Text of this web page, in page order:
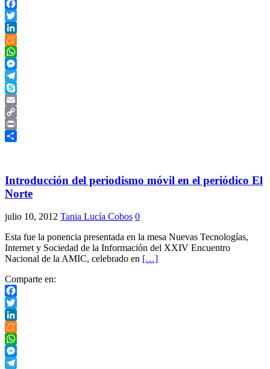
Facebook
Twitter
LinkedIn
Meneame
WhatsApp
Messenger
Telegram
Skype
Email
Copy
Link
Print
Introducción del periodismo móvil en el periódico El
Norte
julio 10, 2012 Tania Lucía Cobos 0
Esta fue la ponencia presentada en la mesa Nuevas Tecnologías,
Internet y Sociedad de la Información del XXIV Encuentro
Nacional de la AMIC, celebrado en […]
Comparte en:
Facebook
Twitter
LinkedIn
Meneame
WhatsApp
Messenger